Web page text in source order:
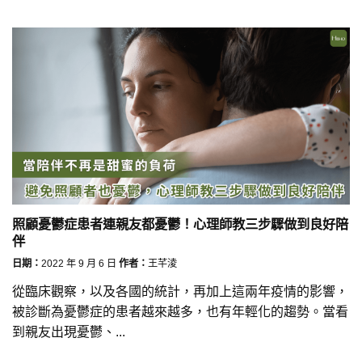
照顧憂鬱症患者連親友都憂鬱！心理師教三步驟做到良好陪
伴
日期： 2022 年 9 月 6 日 作者： 王芊淩
從臨床觀察，以及各國的統計，再加上這兩年疫情的影響，
被診斷為憂鬱症的患者越來越多，也有年輕化的趨勢。當看
到親友出現憂鬱、...